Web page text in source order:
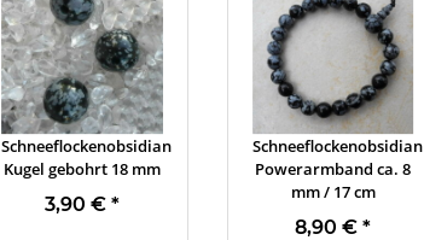
Schneeflockenobsidian
Kugel gebohrt 18 mm
3,90 € *
Schneeflockenobsidian
Powerarmband ca. 8
mm / 17 cm
8,90 €*